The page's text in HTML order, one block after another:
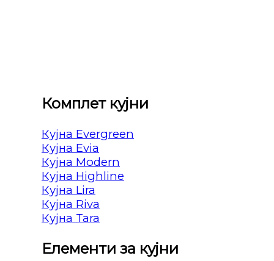
Комплет кујни
Кујна Evergreen
Кујна Evia
Кујна Modern
Кујна Highline
Кујна Lira
Кујна Riva
Кујна Tara
Елементи за кујни